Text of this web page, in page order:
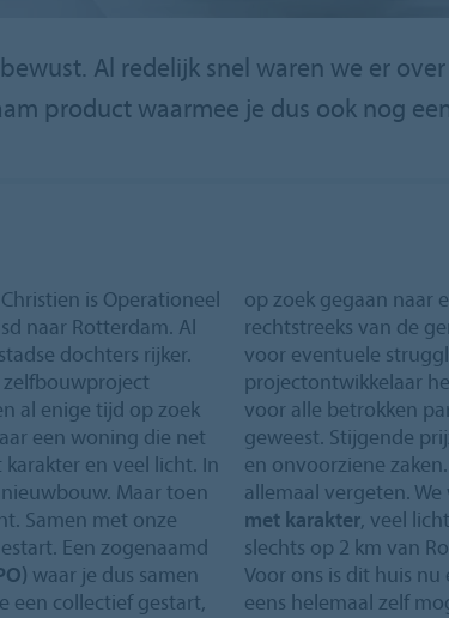
Al redelijk snel waren we er
product waarmee je dus ook nog
is Operationeel
naar Rotterdam. Al
dochters rijker.
al enige tijd op zoek
een woning die net
en veel licht. In
Maar toen
Samen met onze
Een zogenaamd
waar je dus samen
een collectief gestart,
op zoek gegaan naar
rechtstreeks van de
voor eventuele
projectontwikkelaar
voor alle betrokken
geweest. Stijgende
en onvoorziene
allemaal vergeten.
met karakter, veel
slechts op 2 km van
Voor ons is dit huis
eens helemaal zelf